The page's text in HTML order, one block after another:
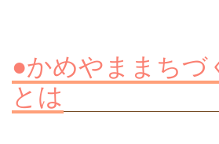
●かめやままちづ
とは